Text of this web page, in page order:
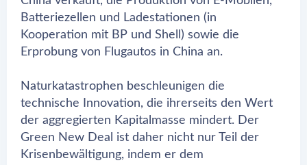
Batteriezellen und Ladestationen (in
Kooperation mit BP und Shell) sowie die
Erprobung von Flugautos in China an.
Naturkatastrophen beschleunigen die
technische Innovation, die ihrerseits den Wert
der aggregierten Kapitalmasse mindert. Der
Green New Deal ist daher nicht nur Teil der
Krisenbewältigung, indem er dem